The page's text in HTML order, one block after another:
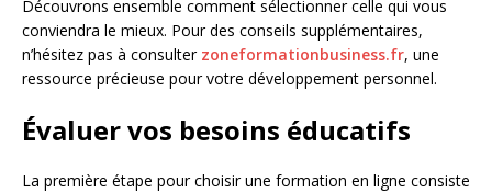
Découvrons ensemble comment sélectionner celle qui vous
conviendra le mieux. Pour des conseils supplémentaires,
n’hésitez pas à consulter zoneformationbusiness.fr, une
ressource précieuse pour votre développement personnel.
Évaluer vos besoins éducatifs
La première étape pour choisir une formation en ligne consiste